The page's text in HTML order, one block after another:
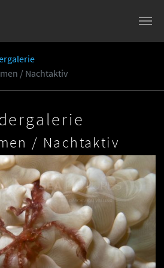
/ Nachtaktiv
/ Nachtaktiv